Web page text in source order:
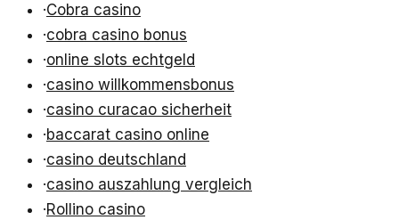
·Cobra casino
·cobra casino bonus
·online slots echtgeld
·casino willkommensbonus
·casino curacao sicherheit
·baccarat casino online
·casino deutschland
·casino auszahlung vergleich
·Rollino casino